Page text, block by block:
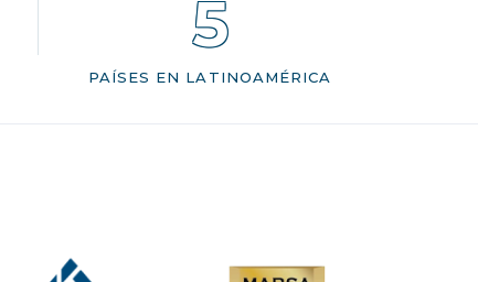
5
PAÍSES EN LATINOAMÉRICA